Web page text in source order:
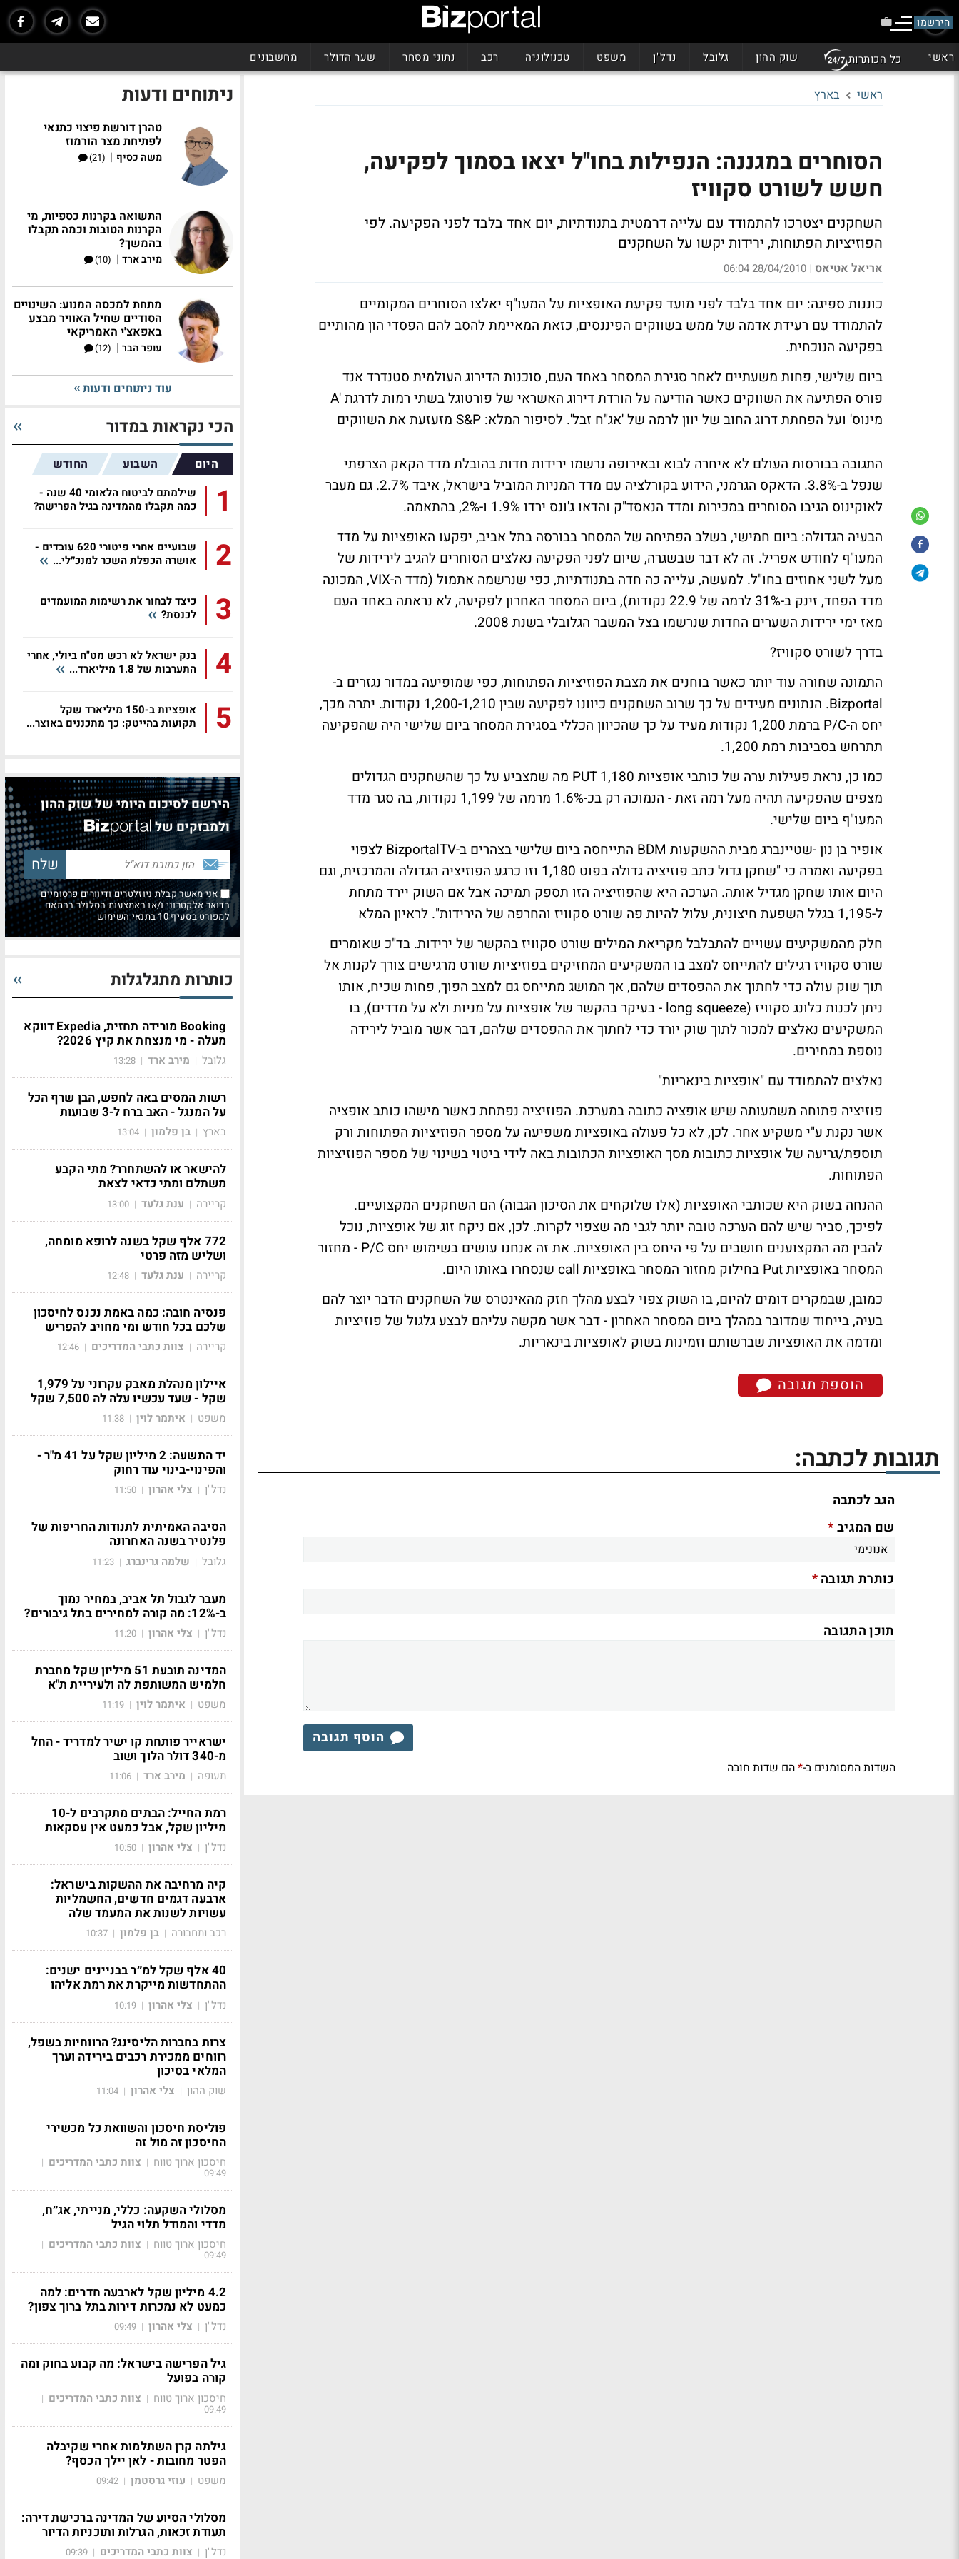
הירשמו
ראשי כל הכותרות שוק ההון גלובל נדל"ן משפט טכנולוגיה רכב נתוני מסחר שער הדולר מחשבונים
ראשי בארץ
הסוחרים במגננה: הנפילות בחו"ל יצאו בסמוך לפקיעה,
חשש לשורט סקוויז
השחקנים יצטרכו להתמודד עם עלייה דרמטית בתנודתיות, יום אחד בלבד לפני הפקיעה. לפי
הפוזיציות הפתוחות, ירידות יקשו על השחקנים
אריאל אטיאס |
28/04/2010 06:04
כוננות ספיגה: יום אחד בלבד לפני מועד פקיעת האופציות על המעו"ף יאלצו הסוחרים המקומיים
להתמודד עם רעידת אדמה של ממש בשווקים הפיננסים, כזאת המאיימת להסב להם הפסדי הון מהותיים
בפקיעה הנוכחית.
ביום שלישי, פחות משעתיים לאחר סגירת המסחר באחד העם, סוכנות הדירוג העולמית סטנדרד אנד
פורס הפתיעה את השווקים כאשר הודיעה על הורדת דירוג האשראי של פורטוגל בשתי רמות לדרגת 'A
מינוס' ועל הפחתת דרוג החוב של יוון לרמה של 'אג"ח זבל'. לסיפור המלא: S&P מזעזעת את השווקים
התגובה בבורסות העולם לא איחרה לבוא ובאירופה נרשמו ירידות חדות בהובלת מדד הקאק הצרפתי
שנפל ב-3.8%. הדאקס הגרמני, הידוע בקורלציה עם מדד המניות המוביל בישראל, איבד 2.7%. גם מעבר
לאוקינוס הגיבו הסוחרים במכירות ומדד הנאסד"ק והדאו ג'ונס ירדו 1.9% ו-2%, בהתאמה.
הבעיה הגדולה: ביום חמישי, בשלב הפתיחה של המסחר בבורסה בתל אביב, יפקעו האופציות על מדד
המעו"ף לחודש אפריל. זה לא דבר שבשגרה, שיום לפני הפקיעה נאלצים הסוחרים להגיב לירידות של
מעל לשני אחוזים בחו"ל. למעשה, עלייה כה חדה בתנודתיות, כפי שנרשמה אתמול (מדד ה-VIX, המכונה
מדד הפחד, זינק ב-31% לרמה של 22.9 נקודות), ביום המסחר האחרון לפקיעה, לא נראתה באחד העם
מאז ימי ירידות השערים החדות שנרשמו בצל המשבר הגלובלי בשנת 2008.
בדרך לשורט סקוויז?
התמונה שחורה עוד יותר כאשר בוחנים את מצבת הפוזיציות הפתוחות, כפי שמופיעה במדור נגזרים ב-
Bizportal
. הנתונים מעידים על כך שרוב השחקנים כיוונו לפקיעה שבין 1,200-1,210 נקודות. יתרה מכך,
יחס ה-P/C ברמת 1,200 נקודות מעיד על כך שהכיוון הכללי בסגירת המסחר ביום שלישי היה שהפקיעה
תתרחש בסביבות רמת 1,200.
כמו כן, נראת פעילות ערה של כותבי אופציות PUT 1,180 מה שמצביע על כך שהשחקנים הגדולים
מצפים שהפקיעה תהיה מעל רמה זאת - הנמוכה רק בכ-1.6% מרמה של 1,199 נקודות, בה סגר מדד
המעו"ף ביום שלישי.
אופיר בן נון -שטיינברג מבית ההשקעות BDM התייחסה ביום שלישי בצהרים ב-BizportalTV לצפוי
בפקיעה ואמרה כי "שחקן גדול כתב פוזיציה גדולה בפוט 1,180 וזו כרגע הפוזיציה הגדולה והמרכזית, וגם
היום אותו שחקן מגדיל אותה. הערכה היא שהפוזיציה הזו תספק תמיכה אבל אם השוק יירד מתחת
ל-1,195 בגלל השפעת חיצונית, עלול להיות פה שורט סקוויז והחרפה של הירידות".
לראיון המלא
חלק מהמשקיעים עשויים להתבלבל מקריאת המילים שורט סקוויז בהקשר של ירידות. בד"כ שאומרים
שורט סקוויז רגילים להתייחס למצב בו המשקיעים המחזיקים בפוזיציות שורט מרגישים צורך לקנות אל
תוך שוק עולה כדי לחתוך את ההפסדים שלהם, אך המושג מתייחס גם למצב הפוך, פחות שכיח, אותו
ניתן לכנות כלונג סקוויז (long squeeze - בעיקר בהקשר של אופציות על מניות ולא על מדדים), בו
המשקיעים נאלצים למכור לתוך שוק יורד כדי לחתוך את ההפסדים שלהם, דבר אשר מוביל לירידה
נוספת במחירים.
נאלצים להתמודד עם "אופציות בינאריות"
פוזיציה פתוחה משמעותה שיש אופציה כתובה במערכת. הפוזיציה נפתחת כאשר מישהו כותב אופציה
אשר נקנת ע"י משקיע אחר. לכן, לא כל פעולה באופציות משפיעה על מספר הפוזיציות הפתוחות ורק
תוספת/גריעה של אופציות כתובות מסך האופציות הכתובות באה לידי ביטוי בשינוי של מספר הפוזיציות
הפתוחות.
ההנחה בשוק היא שכותבי האופציות (אלו שלוקחים את הסיכון הגבוה) הם השחקנים המקצועיים.
לפיכך, סביר שיש להם הערכה טובה יותר לגבי מה שצפוי לקרות. לכן, אם ניקח זוג של אופציות, נוכל
להבין מה המקצוענים חושבים על פי היחס בין האופציות. את זה אנחנו עושים בשימוש יחס P/C - מחזור
המסחר באופציות Put בחילוק מחזור המסחר באופציות call שנסחרו באותו היום.
כמובן, שבמקרים דומים להיום, בו השוק צפוי לבצע מהלך חזק מהאינטרס של השחקנים הדבר יוצר להם
בעיה, בייחוד שמדובר במהלך ביום המסחר האחרון - דבר אשר מקשה עליהם לבצע גלגול של פוזיציות
ומדמה את האופציות שברשותם וזמינות בשוק לאופציות בינאריות.
הוספת תגובה
תגובות לכתבה:
הגב לכתבה
שם המגיב*
כותרת תגובה*
תוכן התגובה
הוסף תגובה
השדות המסומנים ב-*הם שדות חובה
ניתוחים ודעות
טהרן דורשת פיצוי כתנאי
לפתיחת מצר הורמוז
משה כסיף |
(21)
התשואה בקרנות כספיות, מי
הקרנות הטובות וכמה תקבלו
בהמשך?
מירב ארד |
(10)
מתחת למכסה המנוע: השינויים
הסודיים שחיל האוויר מבצע
באפאצ'י האמריקאי
עופר הבר |
(12)
עוד ניתוחים ודעות
הכי נקראות במדור
היום השבוע החודש
1
שילמתם לביטוח הלאומי 40 שנה -
כמה תקבלו מהמדינה בגיל הפרישה?
2
שבועיים אחרי פיטורי 620 עובדים -
אושרה הכפלת השכר למנכ״לי...
3
כיצד לבחור את רשימות המועמדים
לכנסת?
4
בנק ישראל לא רכש מט"ח ביולי, אחרי
התערבות של 1.8 מיליארד...
5
אופציות ב-150 מיליארד שקל
תקועות בהייטק: כך מתכננים באוצר...
הירשם לסיכום היומי של שוק ההון
ולמבזקים של
אני מאשר קבלת ניוזלטרים ודיוורים פרסומיים
בדואר אלקטרוני ו/או באמצעות הסלולר בהתאם
למפורט בסעיף 10 בתנאי השימוש
כותרות מתגלגלות
Booking מורידה תחזית, Expedia דווקא
מעלה - מי מנצחת את קיץ 2026?
גלובל | מירב ארד |
13:28
רשות המסים באה לחפש, הבן שרף הכל
על המנגל - האב ברח ל-3 שבועות
בארץ | בן פלמון |
13:04
להישאר או להשתחרר? מתי הקבע
משתלם ומתי כדאי לצאת
קריירה | ענת גלעד |
13:00
772 אלף שקל בשנה לרופא מומחה,
ושליש מזה פרטי
קריירה | ענת גלעד |
12:48
פנסיה חובה: כמה באמת נכנס לחיסכון
שלכם בכל חודש ומי מחויב להפריש
קריירה | צוות כתבי המדריכים |
12:46
איילון מנהלת מאבק עקרוני על 1,979
שקל - שעד עכשיו עלה לה 7,500 שקל
משפט | איתמר לוין |
11:38
יד התשעה: 2 מיליון שקל על 41 מ"ר -
והפינוי-בינוי עוד רחוק
נדל"ן | צלי אהרון |
11:50
הסיבה האמיתית לתנודות החריפות של
פלנטיר בשנה האחרונה
גלובל | שלמה גרינברג |
11:23
מעבר לגבול תל אביב, במחיר נמוך
ב-12%: מה קורה למחירים בתל גיבורים?
נדל"ן | צלי אהרון |
11:20
המדינה תובעת 51 מיליון שקל מחברת
חלמיש המשותפת לה ולעיריית ת"א
משפט | איתמר לוין |
11:19
ישראייר פותחת קו ישיר למדריד - החל
מ-340 דולר הלוך ושוב
תעופה | מירב ארד |
11:06
רמת החייל: הבתים מתקרבים ל-10
מיליון שקל, אבל כמעט אין עסקאות
נדל"ן | צלי אהרון |
10:50
קיה מרחיבה את ההשקות בישראל:
ארבעה דגמים חדשים, החשמליות
עשויות לשנות את המעמד שלה
רכב ותחבורה | בן פלמון |
10:37
40 אלף שקל למ״ר בבניינים ישנים:
ההתחדשות מייקרת את רמת אליהו
נדל"ן | צלי אהרון |
10:19
צרות בחברות הליסינג? הרווחיות בשפל,
רווחים ממכירת רכבים בירידה וערך
המלאי בסיכון
שוק ההון | צלי אהרון |
11:04
פוליסת חיסכון והשוואת כל מכשירי
החיסכון זה מול זה
חיסכון ארוך טווח | צוות כתבי המדריכים |
09:49
מסלולי השקעה: כללי, מנייתי, אג״ח,
מדדי והמודל תלוי הגיל
חיסכון ארוך טווח | צוות כתבי המדריכים |
09:49
4.2 מיליון שקל לארבעה חדרים: למה
כמעט לא נמכרות דירות בתל ברוך צפון?
נדל"ן | צלי אהרון |
09:49
גיל הפרישה בישראל: מה קבוע בחוק ומה
קורה בפועל
חיסכון ארוך טווח | צוות כתבי המדריכים |
09:49
גילתה קרן השתלמות אחרי שקיבלה
הפטר מחובות - לאן יילך הכסף?
משפט | עוזי גרסטמן |
09:42
מסלולי הסיוע של המדינה ברכישת דירה:
תעודת זכאות, הגרלות ותוכניות הדיור
נדל"ן | צוות כתבי המדריכים |
09:39